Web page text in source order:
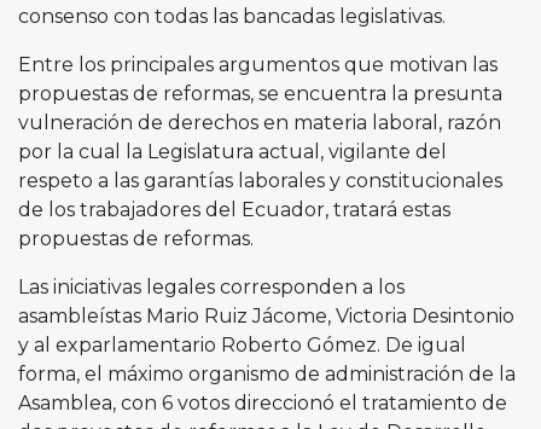
consenso con todas las bancadas legislativas.
Entre los principales argumentos que motivan las
propuestas de reformas, se encuentra la presunta
vulneración de derechos en materia laboral, razón
por la cual la Legislatura actual, vigilante del
respeto a las garantías laborales y constitucionales
de los trabajadores del Ecuador, tratará estas
propuestas de reformas.
Las iniciativas legales corresponden a los
asambleístas Mario Ruiz Jácome, Victoria Desintonio
y al exparlamentario Roberto Gómez. De igual
forma, el máximo organismo de administración de la
Asamblea, con 6 votos direccionó el tratamiento de